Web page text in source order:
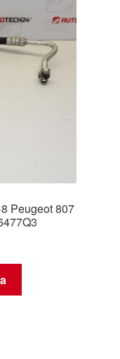
Peugeot 807